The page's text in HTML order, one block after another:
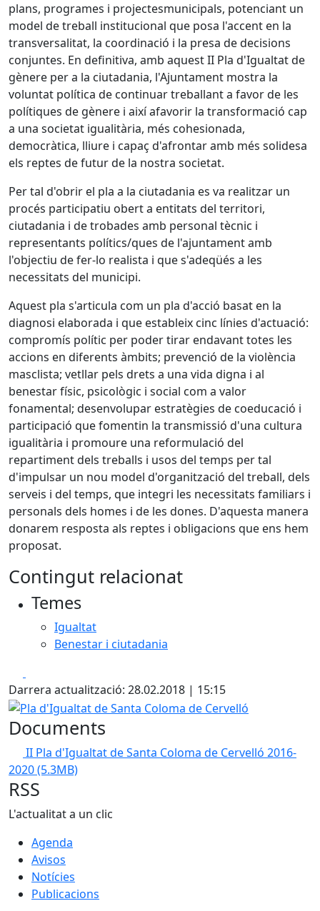
plans, programes i projectesmunicipals, potenciant un
model de treball institucional que posa l'accent en la
transversalitat, la coordinació i la presa de decisions
conjuntes. En definitiva, amb aquest II Pla d'Igualtat de
gènere per a la ciutadania, l'Ajuntament mostra la
voluntat política de continuar treballant a favor de les
polítiques de gènere i així afavorir la transformació cap
a una societat igualitària, més cohesionada,
democràtica, lliure i capaç d'afrontar amb més solidesa
els reptes de futur de la nostra societat.
Per tal d'obrir el pla a la ciutadania es va realitzar un
procés participatiu obert a entitats del territori,
ciutadania i de trobades amb personal tècnic i
representants polítics/ques de l'ajuntament amb
l'objectiu de fer-lo realista i que s'adeqüés a les
necessitats del municipi.
Aquest pla s'articula com un pla d'acció basat en la
diagnosi elaborada i que estableix cinc línies d'actuació:
compromís polític per poder tirar endavant totes les
accions en diferents àmbits; prevenció de la violència
masclista; vetllar pels drets a una vida digna i al
benestar físic, psicològic i social com a valor
fonamental; desenvolupar estratègies de coeducació i
participació que fomentin la transmissió d'una cultura
igualitària i promoure una reformulació del
repartiment dels treballs i usos del temps per tal
d'impulsar un nou model d'organització del treball, dels
serveis i del temps, que integri les necessitats familiars i
personals dels homes i de les dones. D'aquesta manera
donarem resposta als reptes i obligacions que ens hem
proposat.
Contingut relacionat
Temes
Igualtat
Benestar i ciutadania
Darrera actualització: 28.02.2018 | 15:15
Pla d'Igualtat de Santa Coloma de Cervelló
Documents
II Pla d'Igualtat de Santa Coloma de Cervelló 2016-
2020(5.3MB)
RSS
L'actualitat a un clic
Agenda
Avisos
Notícies
Publicacions